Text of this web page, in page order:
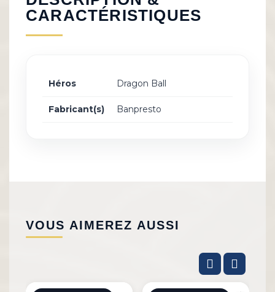
CARACTÉRISTIQUES
Héros Dragon Ball
Fabricant(s) Banpresto
VOUS AIMEREZ AUSSI